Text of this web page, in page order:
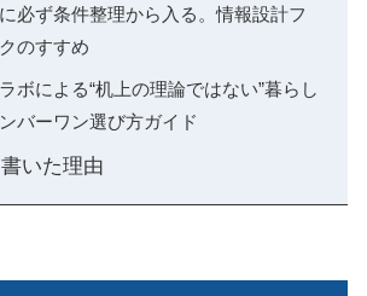
必ず条件整理から入る。情報設計フ
のすすめ
ボによる“机上の理論ではない”暮らし
バーワン選び方ガイド
いた理由